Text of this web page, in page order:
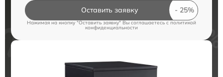
Оставить заявку
Нажимая на кнопку "Оставить заявку" Вы соглашаетесь cполитикой
конфиденциальности